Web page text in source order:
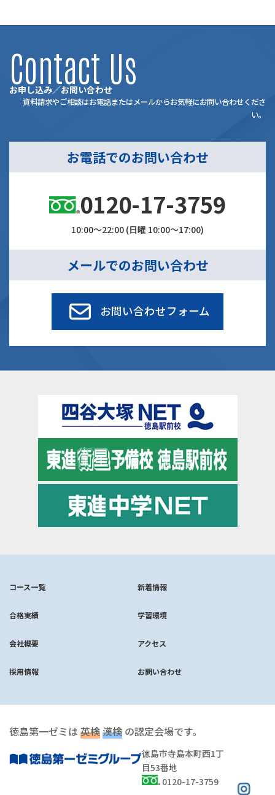
お申し込み／お問い合わせ
Contact Us
資料請求やご相談はお電話またはメールからお気軽にお問い合わせくださ
い。
お電話でのお問い合わせ
0120-17-3759
10:00～22:00 (日曜 10:00～17:00)
メールでのお問い合わせ
お問い合わせフォーム
コース一覧 新着情報
合格実績 学習環境
会社概要 アクセス
採用情報 お問い合わせ
徳島第一ゼミは 英検漢検 の認定会場です。
徳島市寺島本町西1丁
目53番地
0120-17-3759